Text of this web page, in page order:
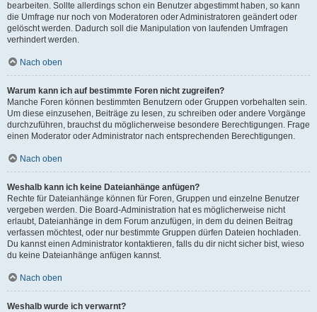
bearbeiten. Sollte allerdings schon ein Benutzer abgestimmt haben, so kann
die Umfrage nur noch von Moderatoren oder Administratoren geändert oder
gelöscht werden. Dadurch soll die Manipulation von laufenden Umfragen
verhindert werden.
Nach oben
Warum kann ich auf bestimmte Foren nicht zugreifen?
Manche Foren können bestimmten Benutzern oder Gruppen vorbehalten sein.
Um diese einzusehen, Beiträge zu lesen, zu schreiben oder andere Vorgänge
durchzuführen, brauchst du möglicherweise besondere Berechtigungen. Frage
einen Moderator oder Administrator nach entsprechenden Berechtigungen.
Nach oben
Weshalb kann ich keine Dateianhänge anfügen?
Rechte für Dateianhänge können für Foren, Gruppen und einzelne Benutzer
vergeben werden. Die Board-Administration hat es möglicherweise nicht
erlaubt, Dateianhänge in dem Forum anzufügen, in dem du deinen Beitrag
verfassen möchtest, oder nur bestimmte Gruppen dürfen Dateien hochladen.
Du kannst einen Administrator kontaktieren, falls du dir nicht sicher bist, wieso
du keine Dateianhänge anfügen kannst.
Nach oben
Weshalb wurde ich verwarnt?